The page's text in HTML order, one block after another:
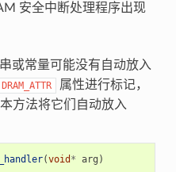
安全中断处理程序出现
或常量可能没有自动放入
DRAM_ATTR
属性进行标记，
方法将它们自动放入
(void * arg )